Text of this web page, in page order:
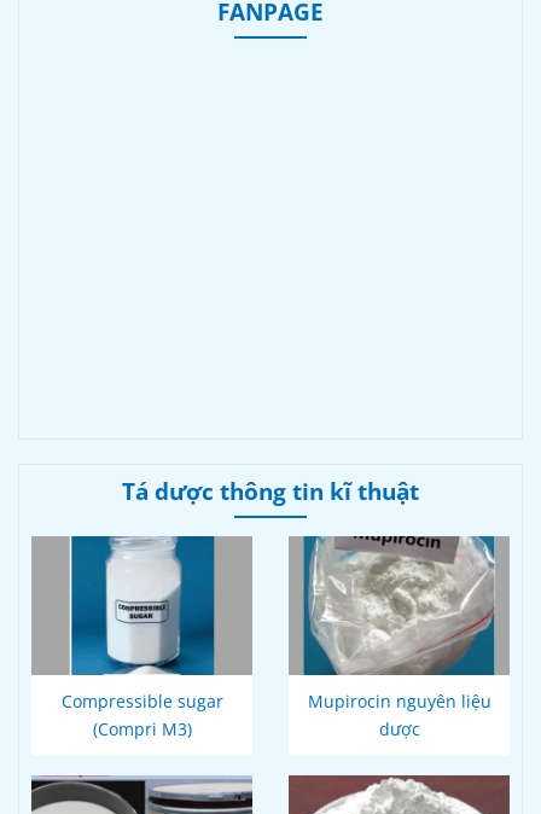
FANPAGE
Tá dược thông tin kĩ thuật
Compressible sugar
(Compri M3)
Mupirocin nguyên liệu
dược